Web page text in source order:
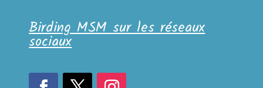
Birding MSM sur les réseaux
sociaux